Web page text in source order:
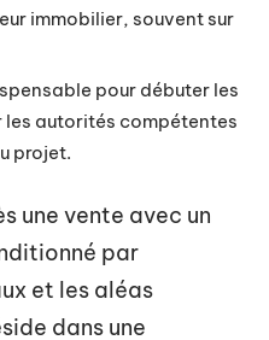
immobilier, souvent sur
pour débuter les
autorités compétentes
projet.
une vente avec un
par
et les aléas
dans une